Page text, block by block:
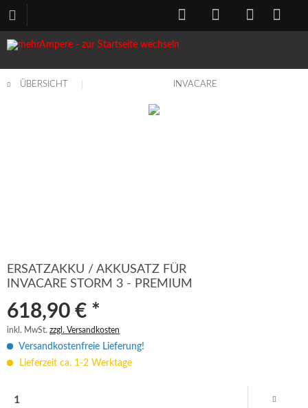
ÜBERSICHT INVACARE
ERSATZAKKU / AKKUSATZ FÜR
INVACARE STORM 3 - PREMIUM
618,90 € *
inkl. MwSt. zzgl. Versandkosten
Versandkostenfreie Lieferung!
Lieferzeit ca. 1-2 Werktage